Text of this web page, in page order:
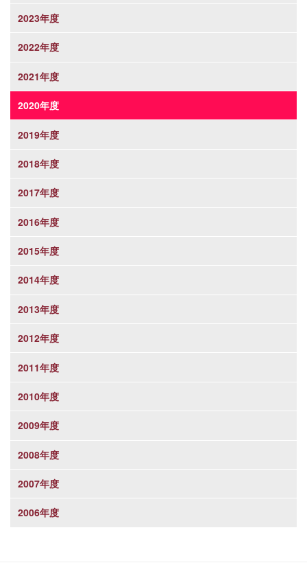
2023年度
2022年度
2021年度
2020年度
2019年度
2018年度
2017年度
2016年度
2015年度
2014年度
2013年度
2012年度
2011年度
2010年度
2009年度
2008年度
2007年度
2006年度